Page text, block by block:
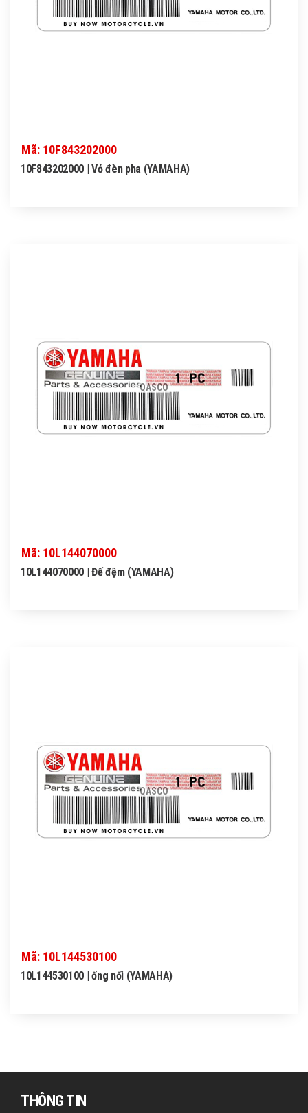
Mã: 10F843202000
10F843202000 | Vỏ đèn pha (YAMAHA)
QASCO
Mã: 10L144070000
10L144070000 | Đế đệm (YAMAHA)
QASCO
Mã: 10L144530100
10L144530100 | ống nối (YAMAHA)
THÔNG TIN